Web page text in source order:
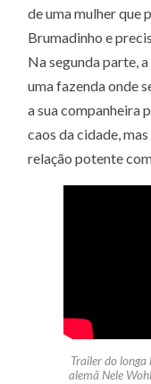
de uma mulher que
Brumadinho e
Na segunda parte,
uma fazenda onde
a sua companheira
caos da cidade,
relação potente
Trailer do longa
alemã Nele